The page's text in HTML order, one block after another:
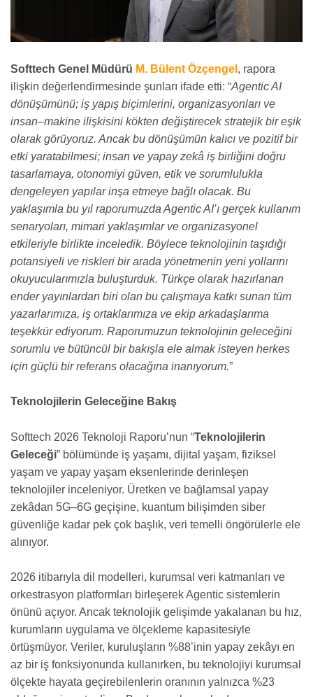
Softtech Genel Müdürü M. Bülent Özçengel , rapora
ilişkin değerlendirmesinde şunları ifade etti: “Agentic AI
dönüşümünü; iş yapış biçimlerini, organizasyonları ve
insan–makine ilişkisini kökten değiştirecek stratejik bir eşik
olarak görüyoruz. Ancak bu dönüşümün kalıcı ve pozitif bir
etki yaratabilmesi; insan ve yapay zekâ iş birliğini doğru
tasarlamaya, otonomiyi güven, etik ve sorumlulukla
dengeleyen yapılar inşa etmeye bağlı olacak. Bu
yaklaşımla bu yıl raporumuzda Agentic AI’ı gerçek kullanım
senaryoları, mimari yaklaşımlar ve organizasyonel
etkileriyle birlikte inceledik. Böylece teknolojinin taşıdığı
potansiyeli ve riskleri bir arada yönetmenin yeni yollarını
okuyucularımızla buluşturduk. Türkçe olarak hazırlanan
ender yayınlardan biri olan bu çalışmaya katkı sunan tüm
yazarlarımıza, iş ortaklarımıza ve ekip arkadaşlarıma
teşekkür ediyorum. Raporumuzun teknolojinin geleceğini
sorumlu ve bütüncül bir bakışla ele almak isteyen herkes
için güçlü bir referans olacağına inanıyorum.”
Teknolojilerin Geleceğine Bakış
Softtech 2026 Teknoloji Raporu’nun “Teknolojilerin
Geleceği” bölümünde iş yaşamı, dijital yaşam, fiziksel
yaşam ve yapay yaşam eksenlerinde derinleşen
teknolojiler inceleniyor. Üretken ve bağlamsal yapay
zekâdan 5G–6G geçişine, kuantum bilişimden siber
güvenliğe kadar pek çok başlık, veri temelli öngörülerle ele
alınıyor.
2026 itibarıyla dil modelleri, kurumsal veri katmanları ve
orkestrasyon platformları birleşerek Agentic sistemlerin
önünü açıyor. Ancak teknolojik gelişimde yakalanan bu hız,
kurumların uygulama ve ölçekleme kapasitesiyle
örtüşmüyor. Veriler, kuruluşların %88’inin yapay zekâyı en
az bir iş fonksiyonunda kullanırken, bu teknolojiyi kurumsal
ölçekte hayata geçirebilenlerin oranının yalnızca %23